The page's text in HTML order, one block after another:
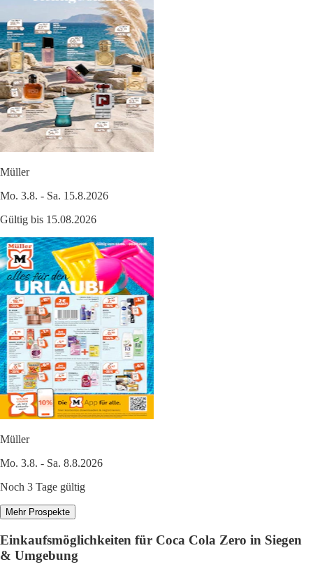
Müller
Mo. 3.8. - Sa. 15.8.2026
Gültig bis 15.08.2026
Müller
Mo. 3.8. - Sa. 8.8.2026
Noch 3 Tage gültig
Mehr Prospekte
Einkaufsmöglichkeiten für Coca Cola Zero in Siegen
& Umgebung